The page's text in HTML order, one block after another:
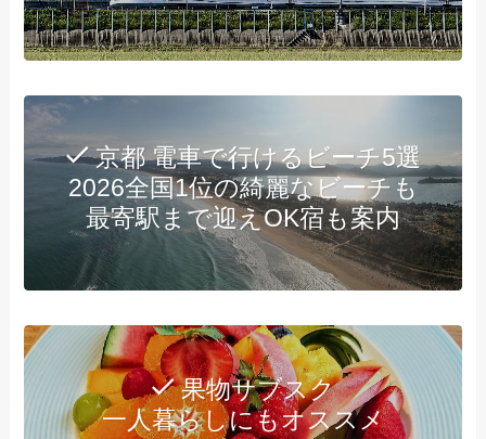
京都 電車で行けるビーチ5選
2026全国1位の綺麗なビーチも
最寄駅まで迎えOK宿も案内
果物サブスク
一人暮らしにもオススメ